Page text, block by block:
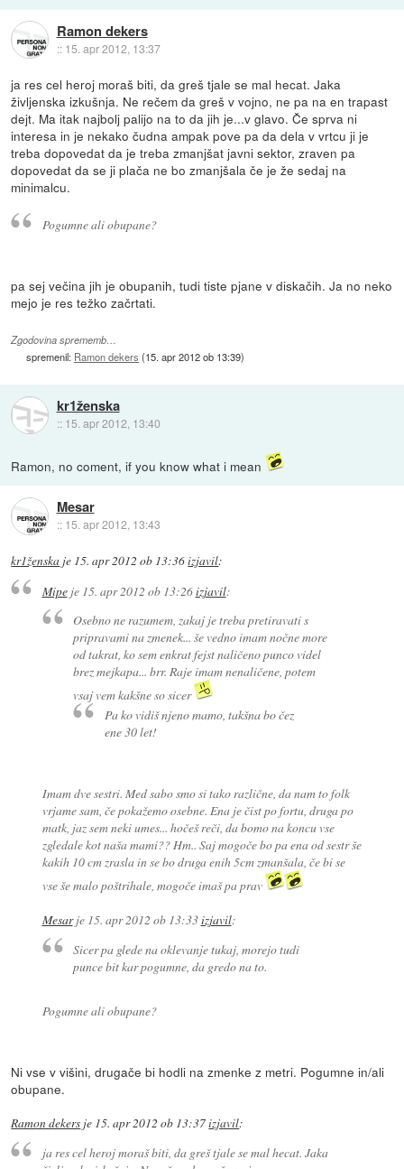
Ramon dekers
:: 15. apr 2012, 13:37
ja res cel heroj moraš biti, da greš tjale se mal hecat. Jaka
življenska izkušnja. Ne rečem da greš v vojno, ne pa na en trapast
dejt. Ma itak najbolj palijo na to da jih je...v glavo. Če sprva ni
interesa in je nekako čudna ampak pove pa da dela v vrtcu ji je
treba dopovedat da je treba zmanjšat javni sektor, zraven pa
dopovedat da se ji plača ne bo zmanjšala če je že sedaj na
minimalcu.
Pogumne ali obupane?
pa sej večina jih je obupanih, tudi tiste pjane v diskačih. Ja no neko
mejo je res težko začrtati.
Zgodovina sprememb…
spremenil: Ramon dekers (15. apr 2012 ob 13:39)
kr1ženska
:: 15. apr 2012, 13:40
Ramon, no coment, if you know what i mean
Mesar
:: 15. apr 2012, 13:43
kr1ženska je 15. apr 2012 ob 13:36izjavil:
Mipeje 15. apr 2012 ob 13:26izjavil:
Osebno ne razumem, zakaj je treba pretiravati s
pripravami na zmenek... še vedno imam nočne more
od takrat, ko sem enkrat fejst naličeno punco videl
brez mejkapa... brr. Raje imam nenaličene, potem
vsaj vem kakšne so sicer
Pa ko vidiš njeno mamo, takšna bo čez
ene 30 let!
Imam dve sestri. Med sabo smo si tako različne, da nam to folk
vrjame sam, če pokažemo osebne. Ena je čist po fortu, druga po
matk, jaz sem neki umes... hočeš reči, da bomo na koncu vse
zgledale kot naša mami?? Hm.. Saj mogoče bo pa ena od sestr še
kakih 10 cm zrasla in se bo druga enih 5cm zmanšala, če bi se
vse še malo poštrihale, mogoče imaš pa prav
Mesarje 15. apr 2012 ob 13:33izjavil:
Sicer pa glede na oklevanje tukaj, morejo tudi
punce bit kar pogumne, da gredo na to.
Pogumne ali obupane?
Ni vse v višini, drugače bi hodli na zmenke z metri. Pogumne in/ali
obupane.
Ramon dekers je 15. apr 2012 ob 13:37izjavil:
ja res cel heroj moraš biti, da greš tjale se mal hecat. Jaka